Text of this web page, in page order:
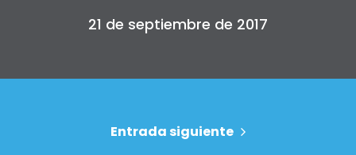
21 de septiembre de 2017
Entrada siguiente